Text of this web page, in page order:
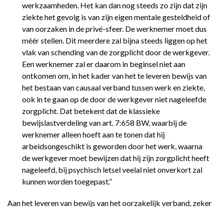
werkzaamheden. Het kan dan nog steeds zo zijn dat zijn
ziekte het gevolg is van zijn eigen mentale gesteldheid of
van oorzaken in de privé-sfeer. De werknemer moet dus
méér stellen. Dit meerdere zal bijna steeds liggen op het
vlak van schending van de zorgplicht door de werkgever.
Een werknemer zal er daarom in beginsel niet aan
ontkomen om, in het kader van het te leveren bewijs van
het bestaan van causaal verband tussen werk en ziekte,
ook in te gaan op de door de werkgever niet nageleefde
zorgplicht. Dat betekent dat de klassieke
bewijslastverdeling van art. 7:658 BW, waarbij de
werknemer alleen hoeft aan te tonen dat hij
arbeidsongeschikt is geworden door het werk, waarna
de werkgever moet bewijzen dat hij zijn zorgplicht heeft
nageleefd, bij psychisch letsel veelal niet onverkort zal
kunnen worden toegepast.”
Aan het leveren van bewijs van het oorzakelijk verband, zeker